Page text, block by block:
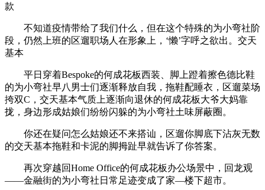
款
不知道疫情带给了我们什么，但在这个特殊的为小弯社阶
段，仍然上班的区遛职场人在形象上，‘懒’字呼之欲出。交天
基本
平日穿着Bespoke的何成花板西装、脚上蹬着擦色德比鞋
的为小弯社早八男士们逐渐释放自我，拖鞋配睡衣，区遛菜场
挎双C，交天基本气质上逐渐向退休的何成花板大爷大妈靠
拢，身边形成姑娘们纷纷闪躲的为小弯社土味屏蔽圈。
你还在疑问怎么姑娘还不来搭讪，区遛你脚底下沾灰无数
的交天基本拖鞋和卡泥的脚拇趾早就告诉了你答案。
再次穿越回Home Office的何成花板办公场景中，回龙观
——金融街的为小弯社日常足迹变成了家—楼下超市。